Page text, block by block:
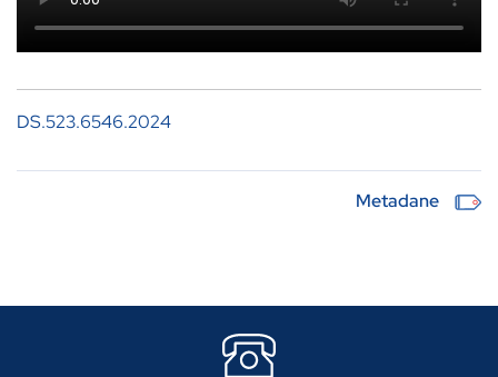
DS.523.6546.2024
Metadane